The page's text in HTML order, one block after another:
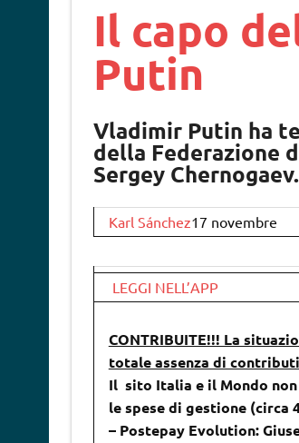
Il capo
Putin
Vladimir Putin ha
della Federazione
Sergey Chernogaev.
Karl Sánchez17 novembre
LEGGI NELL’APP
CONTRIBUITE!!! La
totale assenza di contributi
Il sito Italia e il Mondo
le spese di gestione (circa
– Postepay Evolution: